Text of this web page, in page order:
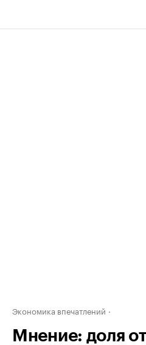
Экономика впечатлений
Мнение: доля